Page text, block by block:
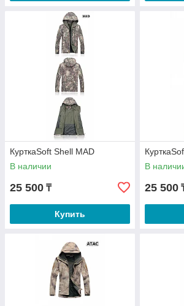
КурткаSoft Shell MAD
В наличии
25 500 ₸
Купить
В
25 500